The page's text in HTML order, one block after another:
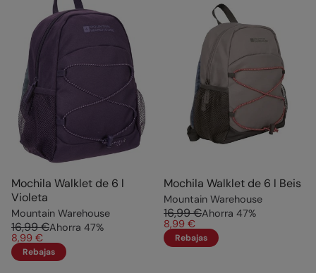
Mochila Walklet de 6 l
Violeta
Mountain Warehouse
16,99 €Ahorra 47%
8,99 €
Rebajas
Mochila Walklet de 6 l Beis
Mountain Warehouse
16,99 €Ahorra 47%
8,99 €
Rebajas